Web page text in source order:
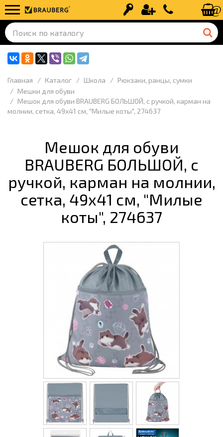
Вход Регистрация+7 (499) 110-
Главная Каталог Школа
Рюкзаки, ранцы, сумки
Мешки для обуви
Мешок для обуви BRAUBERG БОЛЬШОЙ, с ручкой, карман на
молнии, сетка, 49х41 см, "Милые коты", 274637
Мешок для обуви
BRAUBERG БОЛЬШОЙ, с
ручкой, карман на молнии,
сетка, 49х41 см, "Милые
коты", 274637